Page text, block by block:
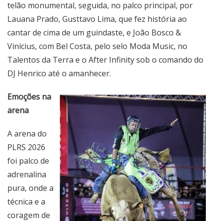
telão monumental, seguida, no palco principal, por
Lauana Prado, Gusttavo Lima, que fez história ao
cantar de cima de um guindaste, e João Bosco &
Vinícius, com Bel Costa, pelo selo Moda Music, no
Talentos da Terra e o After Infinity sob o comando do
DJ Henrico até o amanhecer.
Emoções na
arena
A arena do
PLRS 2026
foi palco de
adrenalina
pura, onde a
técnica e a
coragem de